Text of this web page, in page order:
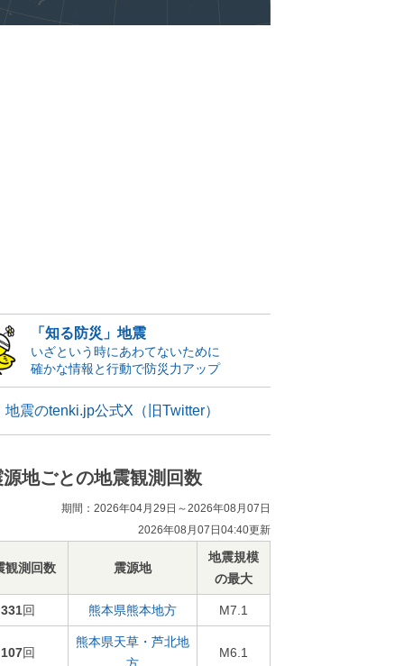
「知る防災」地震
いざという時にあわてないために
確かな情報と行動で防災力アップ
地震のtenki.jp公式X（旧Twitter）
源地ごとの地震観測回数
期間：2026年04月29日～2026年08月07日
2026年08月07日04:40更新
観測回数 震源地
地震規模
の最大
331回 熊本県熊本地方 M7.1
107回
熊本県天草・芦北地
方
M6.1